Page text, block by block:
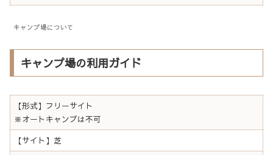
キャンプ場について
キャンプ場の利用ガイド
【形式】フリーサイト
※オートキャンプは不可
【サイト】芝